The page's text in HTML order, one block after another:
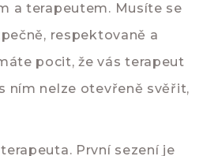
a terapeutem. Musíte se
respektovaně a
pocit, že vás terapeut
ním nelze otevřeně svěřit,
První sezení je